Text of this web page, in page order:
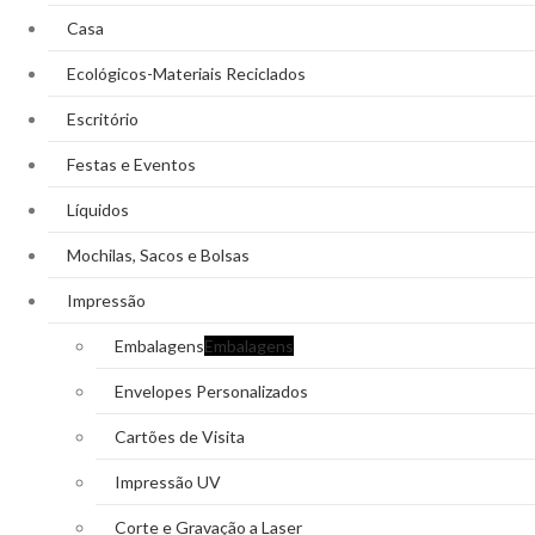
Casa
Ecológicos-Materiais Reciclados
Escritório
Festas e Eventos
Líquidos
Mochilas, Sacos e Bolsas
Impressão
EmbalagensEmbalagens
Envelopes Personalizados
Cartões de Visita
Impressão UV
Corte e Gravação a Laser